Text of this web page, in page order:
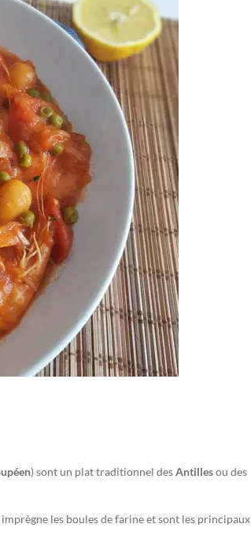
) sont un plat traditionnel desAntillesou des
imprègne les boules de farine et sont les principaux